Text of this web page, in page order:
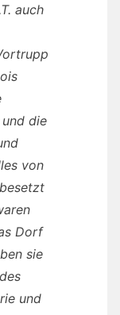
auch
die
von
Dorf
sie
und